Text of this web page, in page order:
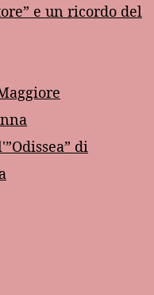
e un ricordo del
di